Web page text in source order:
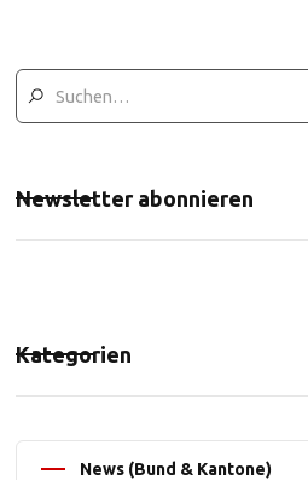
Newsletter abonnieren
Kategorien
News (Bund & Kantone)